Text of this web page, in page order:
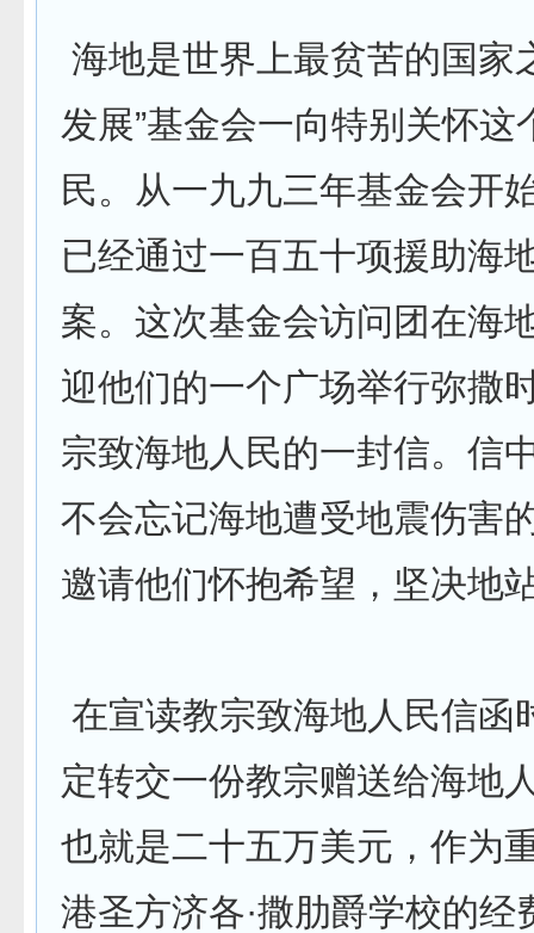
海地是世界上最贫苦的国家
发展”基金会一向特别关怀这
民。从一九九三年基金会开
已经通过一百五十项援助海
案。这次基金会访问团在海
迎他们的一个广场举行弥撒
宗致海地人民的一封信。信
不会忘记海地遭受地震伤害
邀请他们怀抱希望，坚决地
在宣读教宗致海地人民信函
定转交一份教宗赠送给海地
也就是二十五万美元，作为
港圣方济各·撒肋爵学校的经